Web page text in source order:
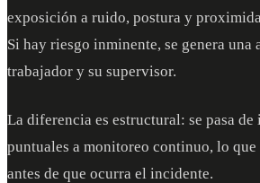
exposición a ruido, postura y
Si hay riesgo inminente, se genera una
trabajador y su supervisor.
La diferencia es estructural: se pasa de
puntuales a monitoreo continuo, lo
antes de que ocurra el incidente.